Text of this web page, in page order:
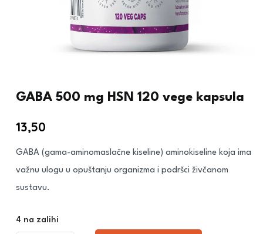
GABA 500 mg HSN 120 vege kapsula
13,50
GABA (gama-aminomaslačne kiseline) aminokiseline koja ima
važnu ulogu u opuštanju organizma i podršci živčanom
sustavu.
4 na zalihi